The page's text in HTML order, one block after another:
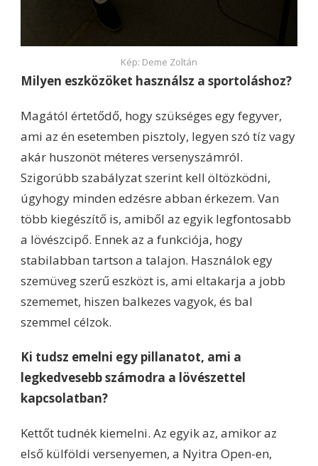
Kép: Deme Zoltán
Milyen eszközöket használsz a sportoláshoz?
Magától értetődő, hogy szükséges egy fegyver,
ami az én esetemben pisztoly, legyen szó tíz vagy
akár huszonöt méteres versenyszámról.
Szigorúbb szabályzat szerint kell öltözködni,
úgyhogy minden edzésre abban érkezem. Van
több kiegészítő is, amiből az egyik legfontosabb
a lövészcipő. Ennek az a funkciója, hogy
stabilabban tartson a talajon. Használok egy
szemüveg szerű eszközt is, ami eltakarja a jobb
szememet, hiszen balkezes vagyok, és bal
szemmel célzok.
Ki tudsz emelni egy pillanatot, ami a
legkedvesebb számodra a lövészettel
kapcsolatban?
Kettőt tudnék kiemelni. Az egyik az, amikor az
első külföldi versenyemen, a Nyitra Open-en,